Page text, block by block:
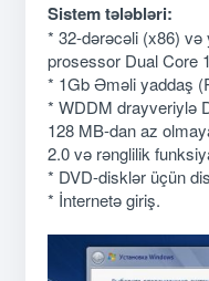
Sistem tələbləri:
* 32-dərəcəli (x86)
prosessor Dual Core
* 1Gb Əməli yaddaş
* WDDM drayveriylə
128 MB-dan az
2.0 və rənglilik
* DVD-disklər üçün
* İnternetə giriş.